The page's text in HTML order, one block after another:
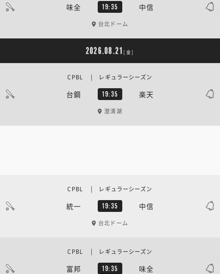
味全 19:35 中信
台北ドーム
2026.08.21 [金]
台鋼 19:35 楽天
CPBL | レギュラーシーズン
澄清湖
統一 19:35 中信
CPBL | レギュラーシーズン
台北ドーム
富邦 19:35 味全
CPBL | レギュラーシーズン